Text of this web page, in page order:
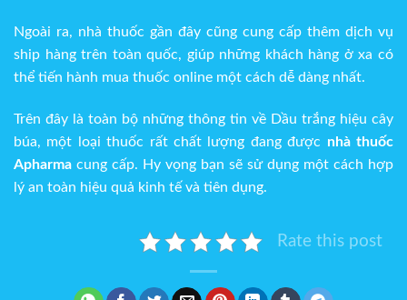
Ngoài ra, nhà thuốc gần đây cũng cung cấp thêm dịch vụ
ship hàng trên toàn quốc, giúp những khách hàng ở xa có
thể tiến hành mua thuốc online một cách dễ dàng nhất.
Trên đây là toàn bộ những thông tin về Dầu trắng hiệu cây
búa, một loại thuốc rất chất lượng đang được nhà thuốc
Apharma cung cấp. Hy vọng bạn sẽ sử dụng một cách hợp
lý an toàn hiệu quả kinh tế và tiên dụng.
Rate this post